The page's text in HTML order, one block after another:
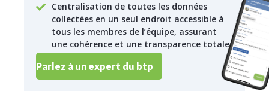
Centralisation de toutes les données
collectées en un seul endroit accessible à
tous les membres de l’équipe, assurant
une cohérence et une transparence totale.
Parlez à un expert du btp